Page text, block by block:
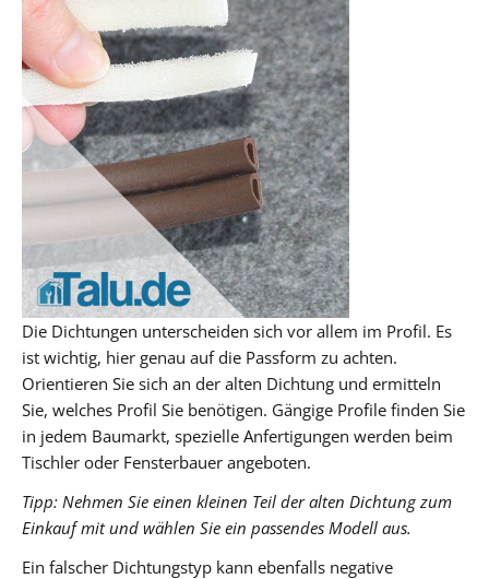
Die Dichtungen unterscheiden sich vor allem im Profil. Es
ist wichtig, hier genau auf die Passform zu achten.
Orientieren Sie sich an der alten Dichtung und ermitteln
Sie, welches Profil Sie benötigen. Gängige Profile finden Sie
in jedem Baumarkt, spezielle Anfertigungen werden beim
Tischler oder Fensterbauer angeboten.
Tipp: Nehmen Sie einen kleinen Teil der alten Dichtung zum
Einkauf mit und wählen Sie ein passendes Modell aus.
Ein falscher Dichtungstyp kann ebenfalls negative